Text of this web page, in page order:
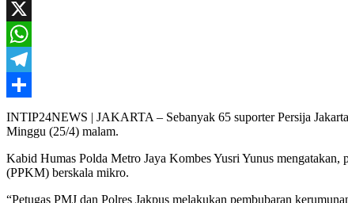
Mail
Facebook
X
WhatsApp
Telegram
Share
INTIP24NEWS | JAKARTA – Sebanyak 65 suporter Persija
Minggu (25/4) malam.
Kabid Humas Polda Metro Jaya Kombes Yusri Yunus mengatakan,
(PPKM) berskala mikro.
“Petugas PMJ dan Polres Jakpus melakukan pembubaran